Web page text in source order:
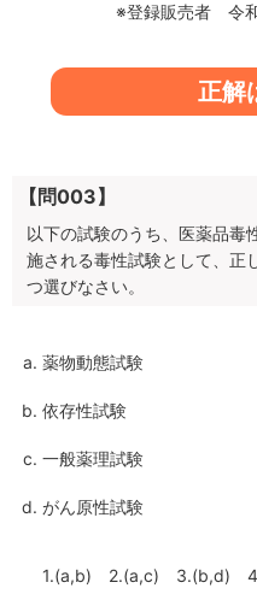
※登録販売者 令
正解
【問003】
以下の試験のうち、医薬品毒
施される毒性試験として、正
つ選びなさい。
薬物動態試験
依存性試験
一般薬理試験
がん原性試験
1.(a,b) 2.(a,c) 3.(b,d)